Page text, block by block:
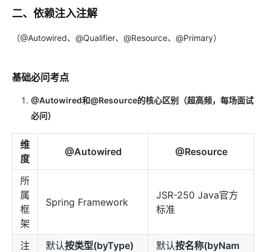
二、依赖注入注解
（@Autowired、@Qualifier、@Resource、@Primary）
基础必问考点
@Autowired和@Resource的核心区别（超高频，每场面试
必问）
维
度
@Autowired @Resource
所
属
框
架
Spring Framework
JSR-250 Java官方
标准
注
默认按类型(byType)
默认按名称(byNam